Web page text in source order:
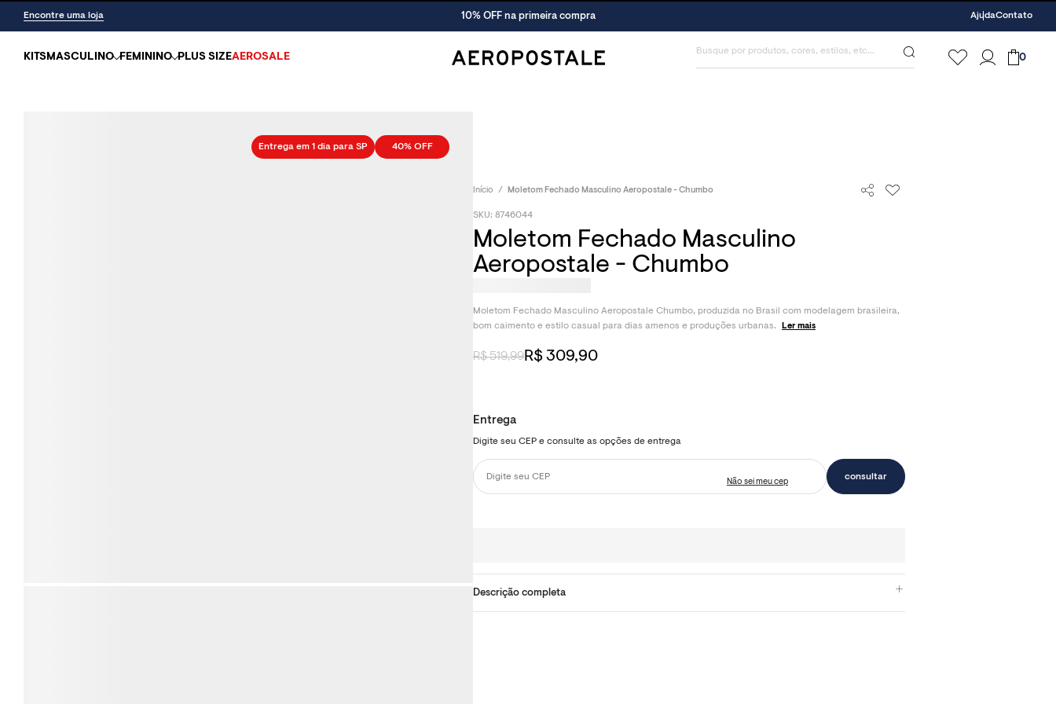
Encontre uma loja 10% OFF na primeira compra AjudaContato
KITSMASCULINO FEMININO PLUS SIZEAEROSALE 0
Entrega em 1 dia para SP 40% OFF
Início Moletom Fechado Masculino Aeropostale - Chumbo
SKU: 8746044
Moletom Fechado Masculino
Aeropostale - Chumbo
Moletom Fechado Masculino Aeropostale Chumbo, produzida no Brasil com modelagem brasileira,
bom caimento e estilo casual para dias amenos e produções urbanas.
Ler mais
R$ 519,99R$ 309,90
Descrição completa